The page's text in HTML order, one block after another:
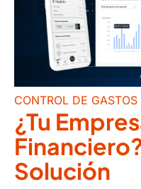
CONTROL DE GASTOS
¿Tu
Solución